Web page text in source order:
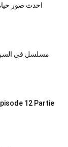
12 Partie